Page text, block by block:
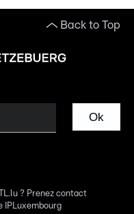
Back to Top
Ok
? Prenez contact
IPLuxembourg